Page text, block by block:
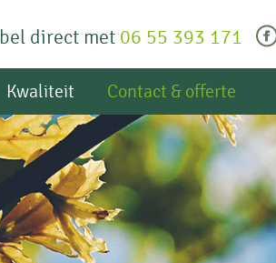
bel direct met 06 55 393 171
facebook
Kwaliteit Contact & offerte